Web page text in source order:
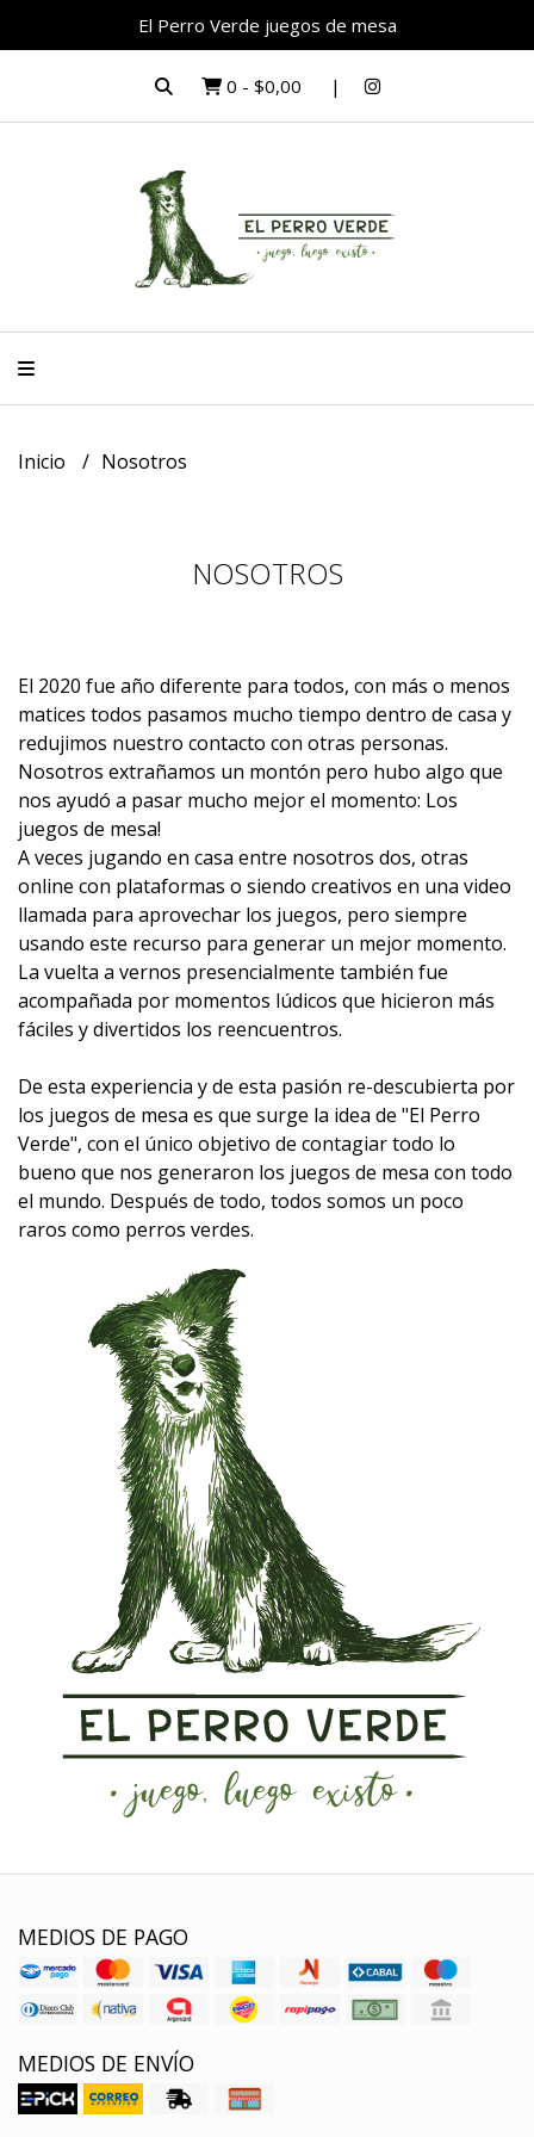
El Perro Verde juegos de mesa
0 - $0,00
Inicio Nosotros
NOSOTROS
El 2020 fue año diferente para todos, con más o menos
matices todos pasamos mucho tiempo dentro de casa y
redujimos nuestro contacto con otras personas.
Nosotros extrañamos un montón pero hubo algo que
nos ayudó a pasar mucho mejor el momento: Los
juegos de mesa!
A veces jugando en casa entre nosotros dos, otras
online con plataformas o siendo creativos en una video
llamada para aprovechar los juegos, pero siempre
usando este recurso para generar un mejor momento.
La vuelta a vernos presencialmente también fue
acompañada por momentos lúdicos que hicieron más
fáciles y divertidos los reencuentros.
De esta experiencia y de esta pasión re-descubierta por
los juegos de mesa es que surge la idea de "El Perro
Verde", con el único objetivo de contagiar todo lo
bueno que nos generaron los juegos de mesa con todo
el mundo. Después de todo, todos somos un poco
raros como perros verdes.
MEDIOS DE PAGO
MEDIOS DE ENVÍO